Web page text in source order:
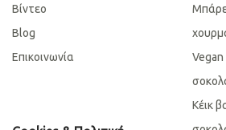
Βίντεο
Blog
Επικοινωνία
Vegan
Κέικ